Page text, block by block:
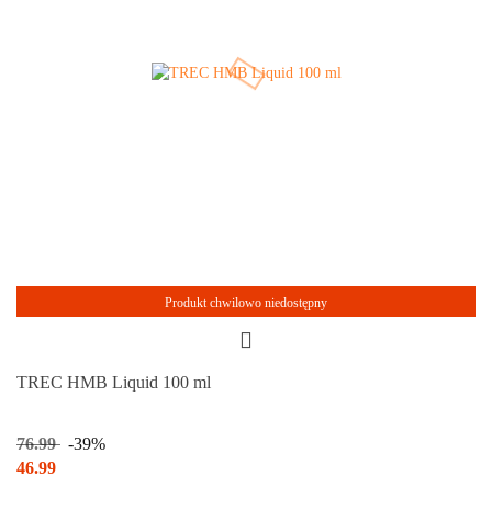
Produkt chwilowo niedostępny
TREC HMB Liquid 100 ml
76.99
-39%
46.99